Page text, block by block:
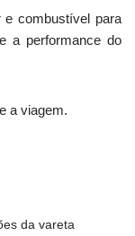
e combustível para
a performance do
a viagem.
da vareta